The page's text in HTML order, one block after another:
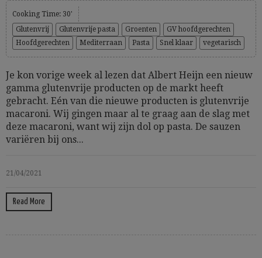
Cooking Time: 30'
Glutenvrij
Glutenvrije pasta Groenten
GV hoofdgerechten
Hoofdgerechten
Mediterraan Pasta Snel klaar vegetarisch
Je kon vorige week al lezen dat Albert Heijn een nieuw
gamma glutenvrije producten op de markt heeft
gebracht. Eén van die nieuwe producten is glutenvrije
macaroni. Wij gingen maar al te graag aan de slag met
deze macaroni, want wij zijn dol op pasta. De sauzen
variëren bij ons...
21/04/2021
Read More